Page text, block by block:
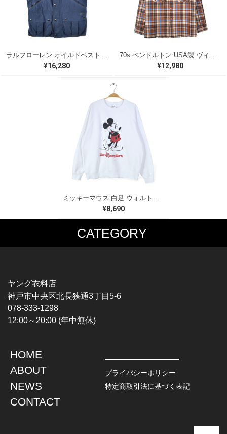
¥16,280 ¥12,980
ミッキーマウス 白足 ウォルトディズニーオフィシャル スウェット ホワイト WALT DISNEY WORLD ウォルトディズニーオフィシャル サイズXL相当 古着 CF0995
¥8,690
CATEGORY
MUSIC TEE
HARDCORE / PUNK
PROGLESSIVE ROCK
POPS
SOUL / R&B
T-SHIRTS
CHAMPION
TOPS
L / S SHIRT
S / S SHIRT
HAWAIIAN SHIRT
JACKET
DENIM
LEATHER
ヤング衣料店
神戸市中央区北長狭通3丁目5-6
078-333-1298
12:00～20:00 (年中無休)
HOME
ABOUT
NEWS
CONTACT
プライバシーポリシー
特定商取引法に基づく表記